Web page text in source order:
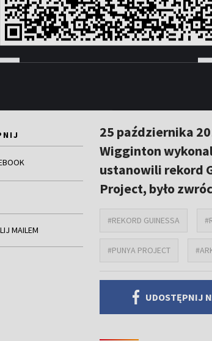
MAILEM
25 października
Wigginton
ustanowili rekord
Project, było
#REKORD GUINESSA
#PUNYA PROJECT
UDOSTĘPNIJ